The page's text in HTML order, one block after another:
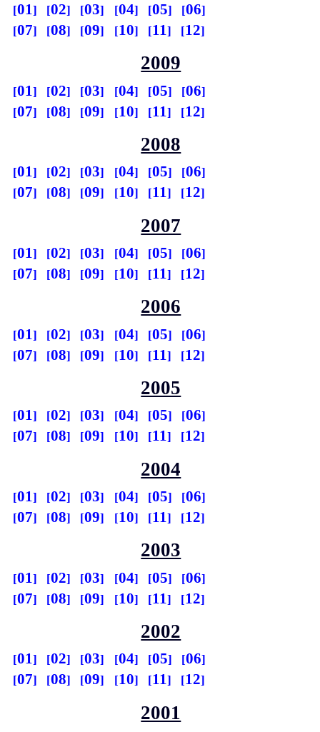
01 02 03 04 05
06
07
08 09 10 11 12
2009
01 02 03 04 05
06
07
08 09 10 11 12
2008
01 02 03 04 05
06
07
08 09 10 11 12
2007
01 02 03 04 05
06
07
08 09 10 11 12
2006
01 02 03 04 05
06
07
08 09 10 11 12
2005
01 02 03 04 05
06
07
08 09 10 11 12
2004
01 02 03 04 05
06
07
08 09 10 11 12
2003
01 02 03 04 05
06
07
08 09 10 11 12
2002
01 02 03 04 05
06
07
08 09 10 11 12
2001